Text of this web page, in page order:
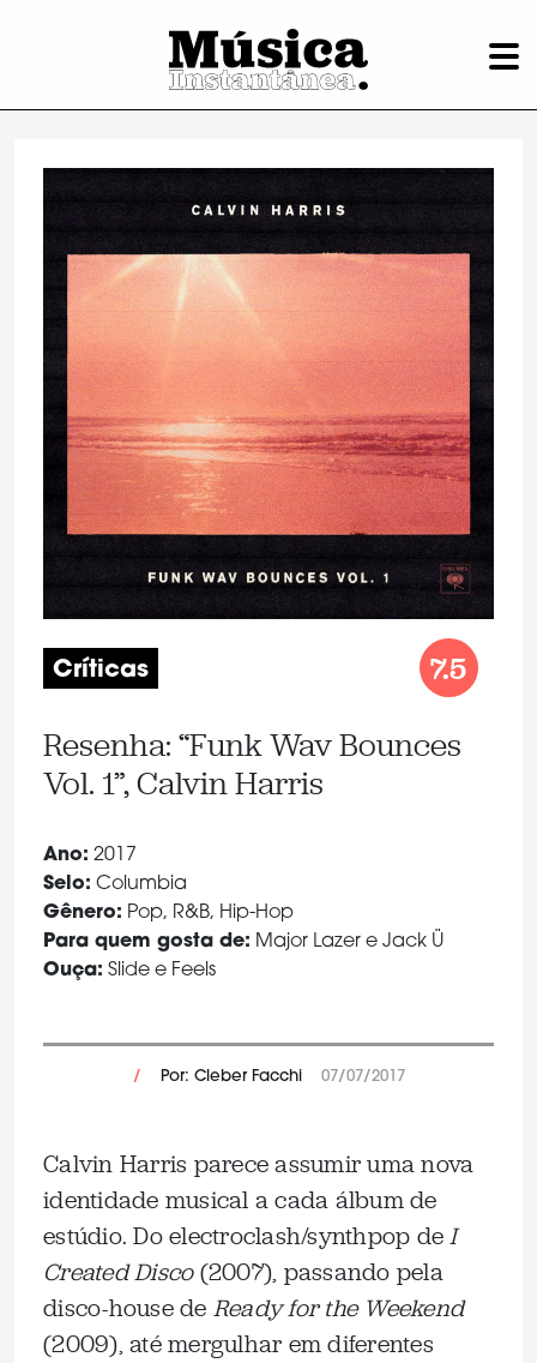
Críticas 7.5
Resenha: “Funk Wav Bounces
Vol. 1”, Calvin Harris
Ano: 2017
Selo: Columbia
Gênero: Pop, R&B, Hip-Hop
Para quem gosta de: Major Lazer e Jack Ü
Ouça: Slide e Feels
/ Por: Cleber Facchi 07/07/2017
Calvin Harris parece assumir uma nova
identidade musical a cada álbum de
estúdio. Do electroclash/synthpop deI
Created Disco(2007), passando pela
disco-house de Ready for the Weekend
(2009), até mergulhar em diferentes